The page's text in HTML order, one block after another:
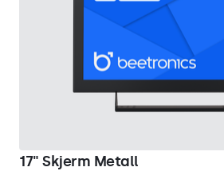
17" Skjerm Metall